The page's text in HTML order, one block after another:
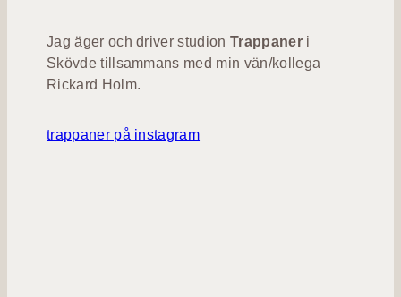
Jag äger och driver studion Trappaneri
Skövde tillsammans med min vän/kollega
Rickard Holm.
trappaner på instagram